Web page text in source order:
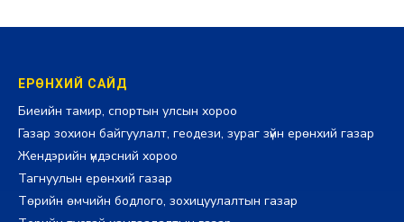
ЕРӨНХИЙ САЙД
Биеийн тамир, спортын улсын хороо
Газар зохион байгуулалт, геодези, зураг зүйн ерөнхий газар
Жендэрийн үндэсний хороо
Тагнуулын ерөнхий газар
Төрийн өмчийн бодлого, зохицуулалтын газар